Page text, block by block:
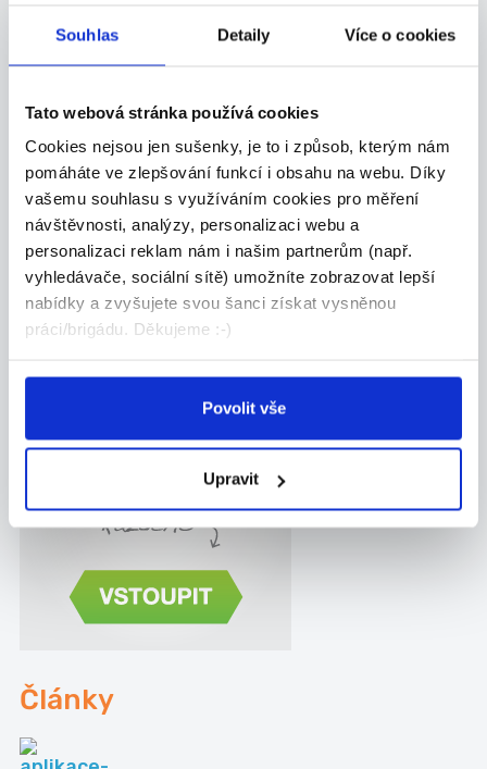
Souhlas Detaily Více o cookies
Tato webová stránka používá cookies
Cookies nejsou jen sušenky, je to i způsob, kterým nám
pomáháte ve zlepšování funkcí i obsahu na webu. Díky
vašemu souhlasu s využíváním cookies pro měření
návštěvnosti, analýzy, personalizaci webu a
personalizaci reklam nám i našim partnerům (např.
vyhledávače, sociální sítě) umožníte zobrazovat lepší
nabídky a zvyšujete svou šanci získat vysněnou
práci/brigádu. Děkujeme :-)
Povolit vše
Upravit
Obchod-služby
Ostatní
Okresy
Česká Lípa
Jablonec nad
Nisou
Liberec
Semily
Články